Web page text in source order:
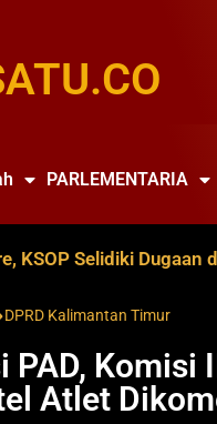
PARLEMENTARIA
Selidiki Dugaan dari
DPRD Kalimantan Timur
PAD, Komisi
Atlet